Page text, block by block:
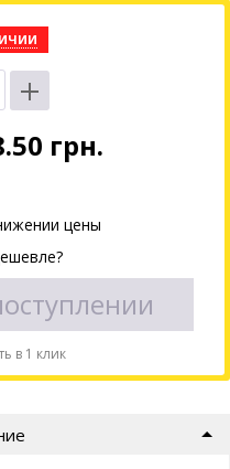
грн.
цены
в 1 клик